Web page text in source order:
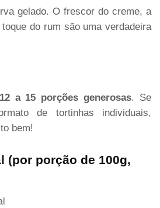
gelado. O frescor do creme, a
do rum são uma verdadeira
12 a 15 porções generosas. Se
de tortinhas individuais,
bem!
(por porção de 100g,